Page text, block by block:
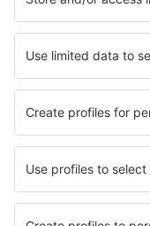
Ubytování in Cavendish
Nejlepší ubytování -
Ubytování in Arrowhead
Ubytování in Outokumpu